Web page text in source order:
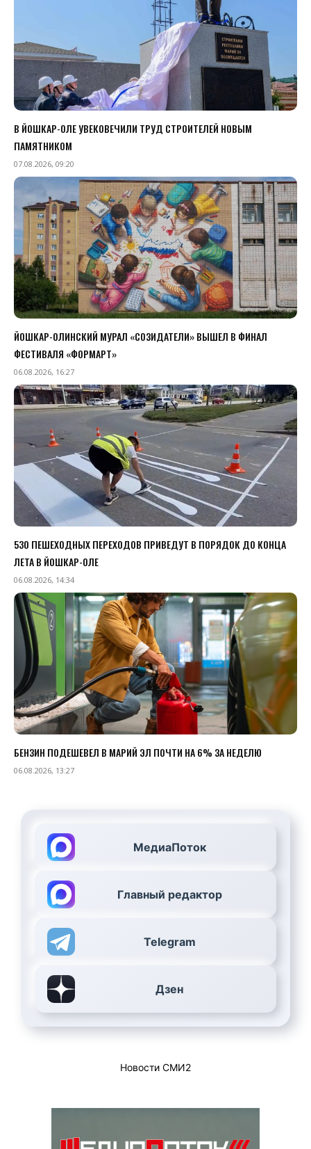
В ЙОШКАР-ОЛЕ УВЕКОВЕЧИЛИ ТРУД СТРОИТЕЛЕЙ НОВЫМ
ПАМЯТНИКОМ
07.08.2026, 09:20
ЙОШКАР-ОЛИНСКИЙ МУРАЛ «СОЗИДАТЕЛИ» ВЫШЕЛ В ФИНАЛ
ФЕСТИВАЛЯ «ФОРМАРТ»
06.08.2026, 16:27
530 ПЕШЕХОДНЫХ ПЕРЕХОДОВ ПРИВЕДУТ В ПОРЯДОК ДО КОНЦА
ЛЕТА В ЙОШКАР-ОЛЕ
06.08.2026, 14:34
БЕНЗИН ПОДЕШЕВЕЛ В МАРИЙ ЭЛ ПОЧТИ НА 6% ЗА НЕДЕЛЮ
06.08.2026, 13:27
МедиаПоток
Главный редактор
Telegram
Дзен
Новости СМИ2